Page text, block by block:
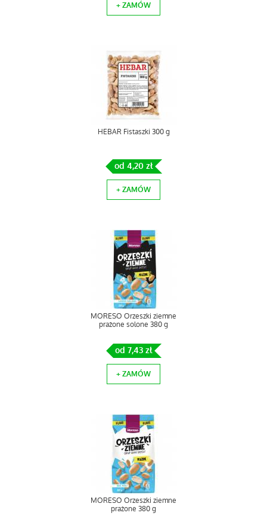
+ ZAMÓW
HEBAR Fistaszki 300 g
od 4,20 zł
+ ZAMÓW
MORESO Orzeszki ziemne
prażone solone 380 g
od 7,43 zł
+ ZAMÓW
MORESO Orzeszki ziemne
prażone 380 g